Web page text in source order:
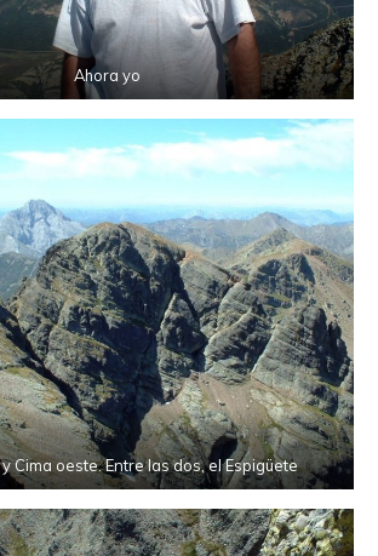
Ahora yo
Cima oeste. Entre las dos, el Espigüete